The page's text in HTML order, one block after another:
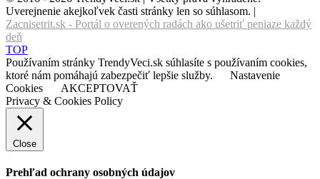
Uverejnenie akejkoľvek časti stránky len so súhlasom. |
Zacnisetrit.sk - Portál o overených radách ako ušetriť peniaze každý
deň
TOP
Používaním stránky TrendyVeci.sk súhlasíte s používaním cookies,
ktoré nám pomáhajú zabezpečiť lepšie služby.
Nastavenie
Cookies
AKCEPTOVAŤ
Privacy & Cookies Policy
Close
Prehľad ochrany osobných údajov